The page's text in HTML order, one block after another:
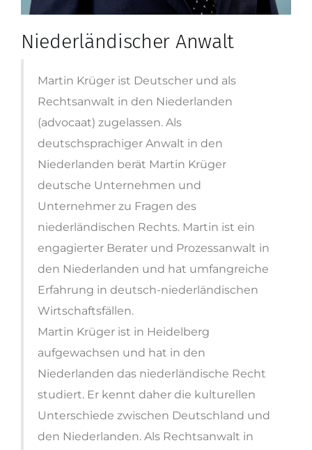
Niederländischer Anwalt
Martin Krüger ist Deutscher und als
Rechtsanwalt in den Niederlanden
(advocaat) zugelassen. Als
deutschsprachiger Anwalt in den
Niederlanden berät Martin Krüger
deutsche Unternehmen und
Unternehmer zu Fragen des
niederländischen Rechts. Martin ist ein
engagierter Berater und Prozessanwalt in
den Niederlanden und hat umfangreiche
Erfahrung in deutsch-niederländischen
Wirtschaftsfällen.
Martin Krüger ist in Heidelberg
aufgewachsen und hat in den
Niederlanden das niederländische Recht
studiert. Er kennt daher die kulturellen
Unterschiede zwischen Deutschland und
den Niederlanden. Als Rechtsanwalt in